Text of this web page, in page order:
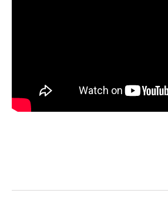
- 목통증에 좋은 운
- 잘 낫지 않는 만
- 뒷목통증에 대해